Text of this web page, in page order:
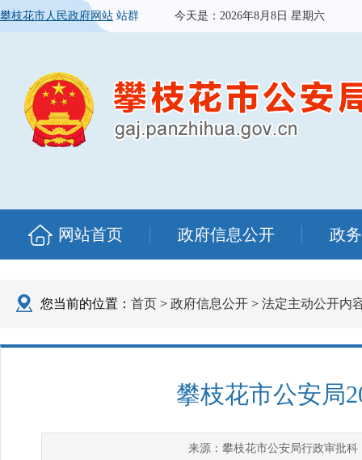
攀枝花市人民政府网站 站群 今天是： 2026年8月8日 星期六
网站首页 政府信息公开 政
您当前的位置： 首页 > 政府信息公开 > 法定主动公开内
攀枝花市公安局
来源： 攀枝花市公安局行政审批科